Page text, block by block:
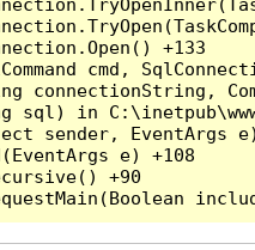
+133
cmd,
connectionString,
sql) in
sender, EventArgs
e) +108
+90